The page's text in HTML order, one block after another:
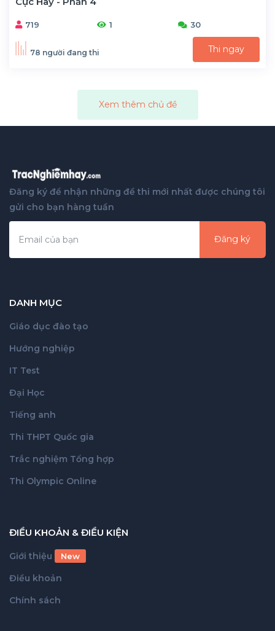
719 1 30
78 người đang thi Thi ngay
Xem thêm chủ đề
Đăng ký để nhận những đề thi mới nhất được chúng tôi
gửi cho bạn hàng tuần
Đăng ký
DANH MỤC
Giáo dục đào tạo
Hướng nghiệp
IT Test
Đại Học
Tiếng anh
Thi THPT Quốc gia
Trắc nghiệm Tổng hợp
Thi Olympic Online
ĐIỀU KHOẢN & ĐIỀU KIỆN
Giới thiệu New
Điều khoản
Chính sách